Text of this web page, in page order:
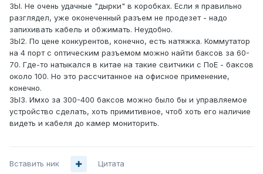
ЗЫ. Не очень удачные "дырки" в коробках. Если я правильно
разглядел, уже оконеченный разъем не продезет - надо
запихивать кабель и обжимать. Неудобно.
ЗЫ2. По цене конкурентов, конечно, есть натяжка. Коммутатор
на 4 порт с оптическим разъемом можно найти баксов за 60-
70. Где-то натыкался в китае на такие свитчики с ПоЕ - баксов
около 100. Но это рассчитанное на офисное применение,
конечно.
ЗЫ3. Имхо за 300-400 баксов можно было бы и управляемое
устройство сделать, хоть примитивное, чтоб хоть его наличие
видеть и кабеля до камер мониторить.
Вставить ник Цитата